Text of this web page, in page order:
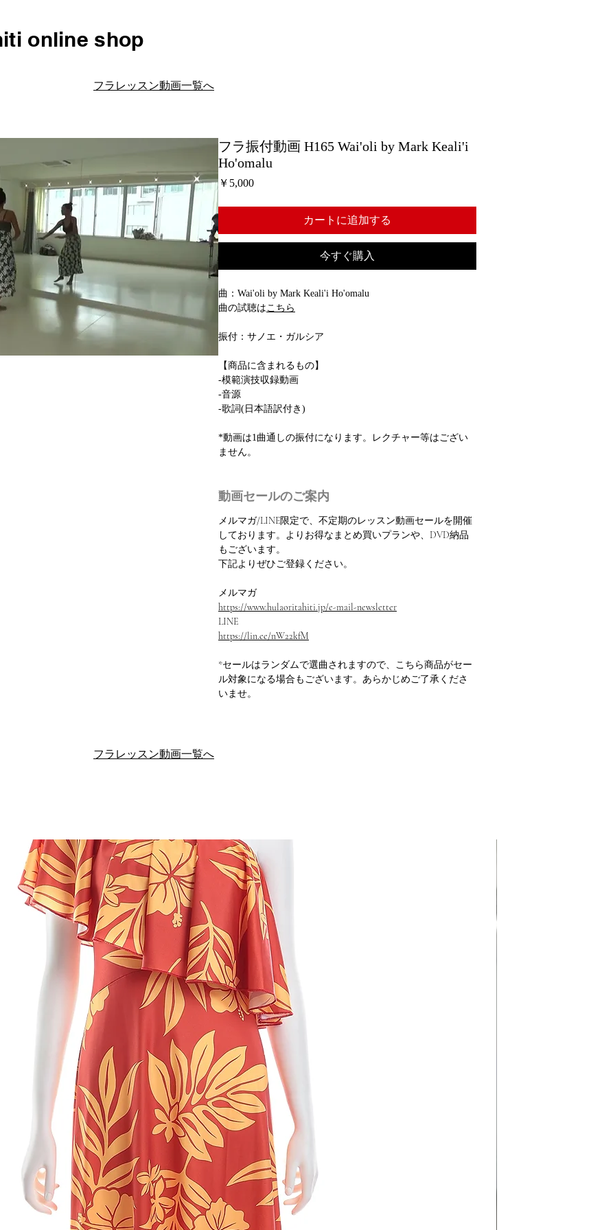
online shop
フラレッスン動画一覧へ
フラ振付動画 H165 Wai'oli by Mark Keali'i
Ho'omalu
￥5,000価
カートに追加する
今すぐ購入
曲：Wai'oli by Mark Keali'i Ho'omalu
曲の試聴はこちら
振付：サノエ・ガルシア
【商品に含まれるもの】
-模範演技収録動画
-音源
-歌詞(日本語訳付き)
*動画は1曲通しの振付になります。レクチャー等はござい
ません。
動画セールのご案内
メルマガ/LINE限定で、不定期のレッスン動画セールを開催
しております。よりお得なまとめ買いプランや、DVD納品
もございます。
下記よりぜひご登録ください。
メルマガ
https://www.hulaoritahiti.jp/e-mail-newsletter
LINE
https://lin.ee/nW22kfM
*セールはランダムで選曲されますので、こちら商品がセー
ル対象になる場合もございます。あらかじめご了承くださ
いませ。
フラレッスン動画一覧へ